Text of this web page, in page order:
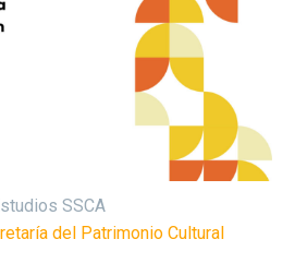
SSCA
del Patrimonio Cultural